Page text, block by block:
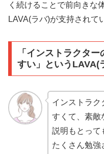
く続けることで前向きな
LAVA(ラバ)が支持されて
「インストラクタ
すい」というLAVA(
インストラク
すくて、素敵
説明もとって
たくさん勉強